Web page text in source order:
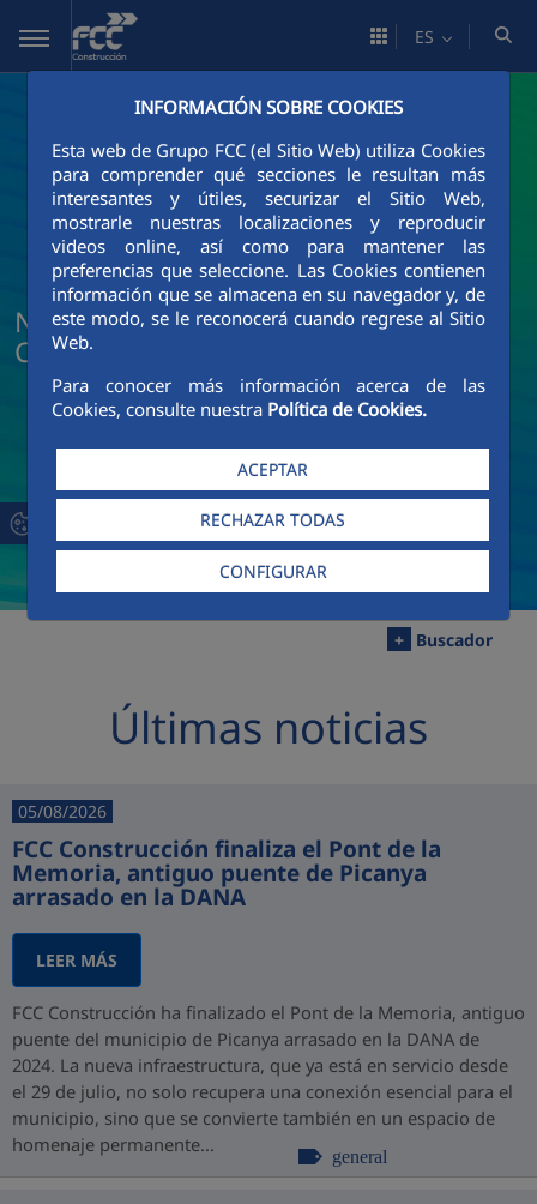
Saltar al contenido principal
INFORMACIÓN SOBRE COOKIES
Esta web de Grupo FCC (el Sitio Web) utiliza Cookies
para comprender qué secciones le resultan más
interesantes y útiles, securizar el Sitio Web,
mostrarle nuestras localizaciones y reproducir
videos online, así como para mantener las
preferencias que seleccione. Las Cookies contienen
información que se almacena en su navegador y, de
este modo, se le reconocerá cuando regrese al Sitio
Web.
Para conocer más información acerca de las
Cookies, consulte nuestra Política de Cookies.
ACEPTAR
RECHAZAR TODAS
CONFIGURAR
ES
Noticias y actualidad de FCC
Construcción
+ Buscador
Últimas noticias
05/08/2026
FCC Construcción finaliza el Pont de la
Memoria, antiguo puente de Picanya
arrasado en la DANA
LEER MÁS
FCC Construcción ha finalizado el Pont de la Memoria, antiguo
puente del municipio de Picanya arrasado en la DANA de
2024. La nueva infraestructura, que ya está en servicio desde
el 29 de julio, no solo recupera una conexión esencial para el
municipio, sino que se convierte también en un espacio de
homenaje permanente...
general